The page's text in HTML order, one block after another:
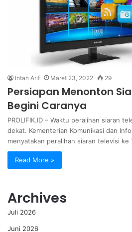
Intan Arif Maret 23, 2022 29
Persiapan Menonton
Begini Caranya
PROLIFIK.ID – Waktu peralihan siaran
dekat. Kementerian Komunikasi dan
menyatakan peralihan siaran televisi ke
Read More »
Archives
Juli 2026
Juni 2026